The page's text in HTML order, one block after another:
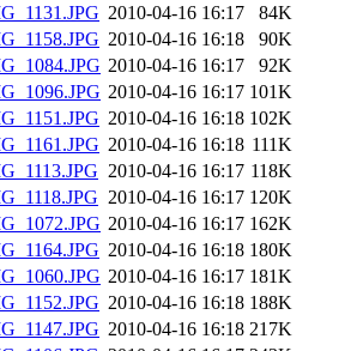
2010-04-16 16:17
84K
2010-04-16 16:18
90K
2010-04-16 16:17
92K
2010-04-16 16:17 101K
2010-04-16 16:18 102K
2010-04-16 16:18 111K
2010-04-16 16:17 118K
2010-04-16 16:17 120K
2010-04-16 16:17 162K
2010-04-16 16:18 180K
2010-04-16 16:17 181K
2010-04-16 16:18 188K
2010-04-16 16:18 217K